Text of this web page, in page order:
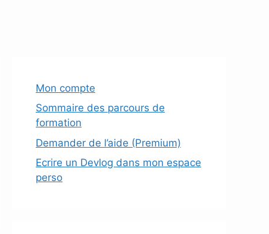
Mon compte
Sommaire des parcours de
formation
Demander de l’aide (Premium)
Ecrire un Devlog dans mon espace
perso